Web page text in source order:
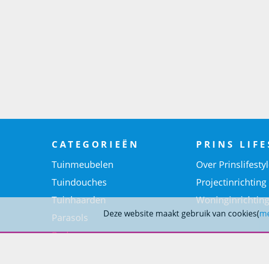
Deze website maakt gebruik van cookies(
CATEGORIEËN
Tuinmeubelen
Tuindouches
Tuinhaarden
Parasols
Barbecues
PRINS
Over
Projectinrichting
Woninginrichting